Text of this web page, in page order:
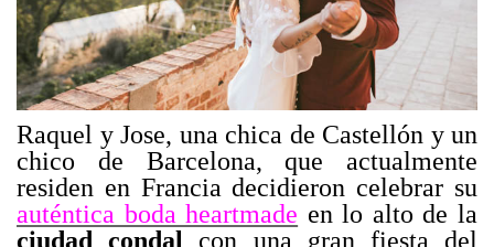
Raquel y Jose, una chica de Castellón y un
chico de Barcelona, que actualmente
residen en Francia decidieron celebrar su
auténtica boda heartmade en lo alto de la
ciudad condal con una gran fiesta del